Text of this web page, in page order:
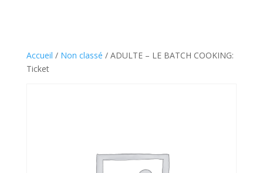
Accueil / Non classé / ADULTE – LE BATCH COOKING:
Ticket